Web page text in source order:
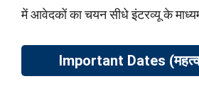
में आवेदकों का चयन सीधे इंटरव्यू के
Important Dates